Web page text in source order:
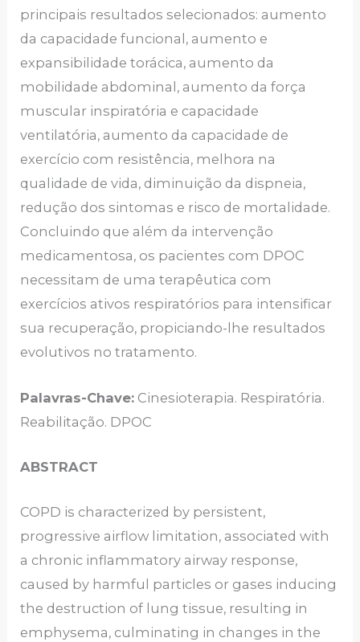
principais resultados selecionados: aumento
da capacidade funcional, aumento e
expansibilidade torácica, aumento da
mobilidade abdominal, aumento da força
muscular inspiratória e capacidade
ventilatória, aumento da capacidade de
exercício com resistência, melhora na
qualidade de vida, diminuição da dispneia,
redução dos sintomas e risco de mortalidade.
Concluindo que além da intervenção
medicamentosa, os pacientes com DPOC
necessitam de uma terapêutica com
exercícios ativos respiratórios para intensificar
sua recuperação, propiciando-lhe resultados
evolutivos no tratamento.
Palavras-Chave: Cinesioterapia. Respiratória.
Reabilitação. DPOC
ABSTRACT
COPD is characterized by persistent,
progressive airflow limitation, associated with
a chronic inflammatory airway response,
caused by harmful particles or gases inducing
the destruction of lung tissue, resulting in
emphysema, culminating in changes in the